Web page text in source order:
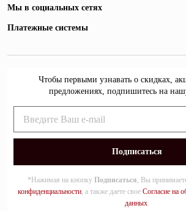
Мы в социальных сетях
Платежные системы
Чтобы первыми узнавать о скидках,
предложениях, подпишитесь на
*Нажимая на кнопку Подписаться, Вы
конфиденциальности, а также даете свое Согласие на
данных.